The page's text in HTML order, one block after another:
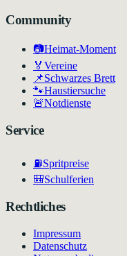
Community
📷Heimat-Moment
🏅 Vereine
📌Schwarzes Brett
🐾Haustiersuche
🚨Notdienste
Service
⛽Spritpreise
🎒Schulferien
Rechtliches
Impressum
Datenschutz